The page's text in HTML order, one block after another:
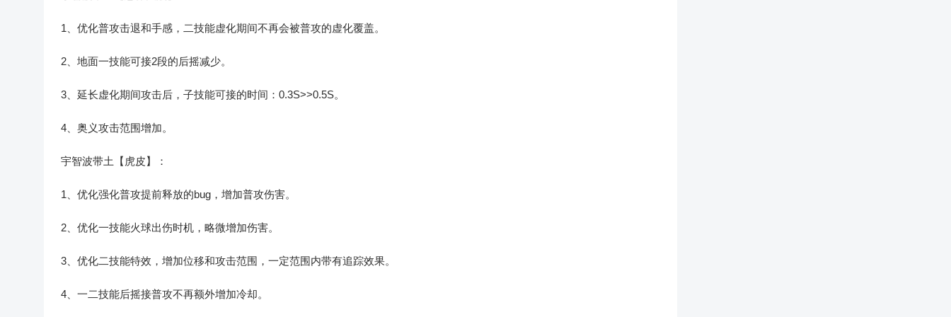
1、优化普攻击退和手感，二技能虚化期间不再会被普攻的虚化覆盖。
2、地面一技能可接2段的后摇减少。
3、延长虚化期间攻击后，子技能可接的时间：0.3S>>0.5S。
4、奥义攻击范围增加。
宇智波带土【虎皮】：
1、优化强化普攻提前释放的bug，增加普攻伤害。
2、优化一技能火球出伤时机，略微增加伤害。
3、优化二技能特效，增加位移和攻击范围，一定范围内带有追踪效果。
4、一二技能后摇接普攻不再额外增加冷却。